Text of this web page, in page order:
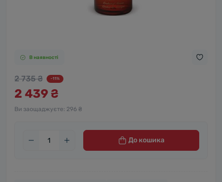
В наявності
2 735 ₴ -11%
2 439 ₴
Ви заощаджуєте: 296 ₴
До кошика